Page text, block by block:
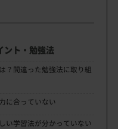
ント・勉強法
？間違った勉強法に取り組
に合っていない
い学習法が分かっていない